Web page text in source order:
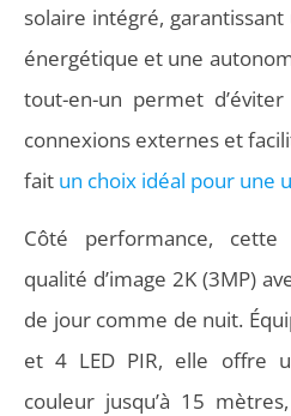
solaire intégré,
énergétique et une
tout-en-un permet
connexions externes et
fait un choix idéal pour une
Côté performance,
qualité d’image 2K (3MP)
de jour comme de nuit.
et 4 LED PIR, elle offre
couleur jusqu’à 15